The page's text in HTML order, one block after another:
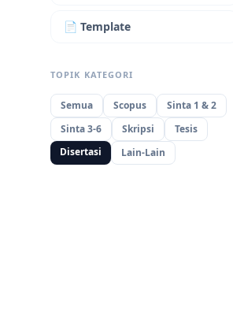
📄 Template
TOPIK KATEGORI
Semua Scopus
Sinta 1 & 2
Sinta 3-6
Skripsi
Tesis
Disertasi
Lain-Lain